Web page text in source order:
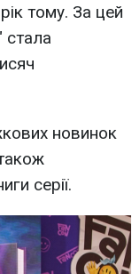
тому. За цей
стала
новинок
серії.